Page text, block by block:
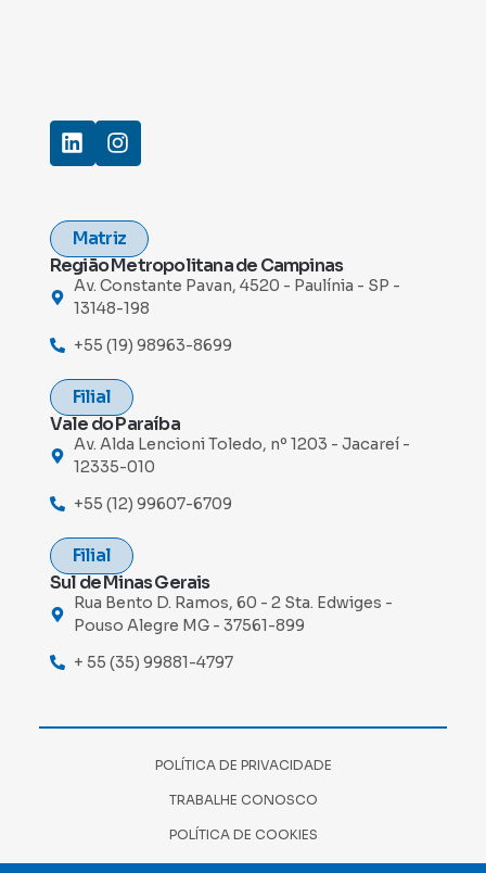
Matriz
Região Metropolitana de Campinas
Av. Constante Pavan, 4520 - Paulínia - SP -
13148-198
+55 (19) 98963-8699
Filial
Vale do Paraíba
Av. Alda Lencioni Toledo, nº 1203 - Jacareí -
12335-010
+55 (12) 99607-6709
Filial
Sul de Minas Gerais
Rua Bento D. Ramos, 60 - 2 Sta. Edwiges -
Pouso Alegre MG - 37561-899
+ 55 (35) 99881-4797
POLÍTICA DE PRIVACIDADE
TRABALHE CONOSCO
POLÍTICA DE COOKIES